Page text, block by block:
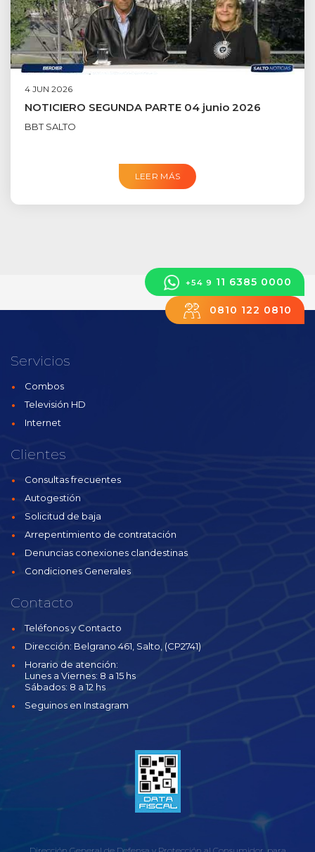
4 JUN 2026
NOTICIERO SEGUNDA PARTE 04 junio 2026
BBT SALTO
LEER MÁS
0810 122 0810
+54 9 11 6385 0000
Servicios
Combos
Televisión HD
Internet
Clientes
Consultas frecuentes
Autogestión
Solicitud de baja
Arrepentimiento de contratación
Denuncias conexiones clandestinas
Condiciones Generales
Contacto
Teléfonos y Contacto
Dirección: Belgrano 461, Salto, (CP2741)
Horario de atención:
Lunes a Viernes: 8 a 15 hs
Sábados: 8 a 12 hs
Seguinos en Instagram